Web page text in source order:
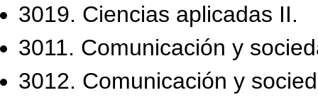
3019. Ciencias aplicadas II.
3011. Comunicación y
3012. Comunicación y